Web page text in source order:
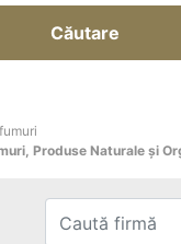
Căutare
Produse Naturale și